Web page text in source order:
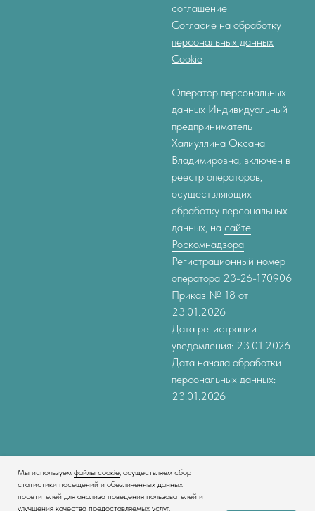
Мы используем файлы соокіе, осуществляем сбор
статистики посещений и обезличенных данных
посетителей для анализа поведения пользователей и
улучшения качества предоставляемых услуг.
соглашение
Согласие на обработку
персональных данных
Cookie
Оператор персональных
данных Индивидуальный
предприниматель
Халиуллина Оксана
Владимировна, включен в
реестр операторов,
осуществляющих
обработку персональных
данных, на сайте
Роскомнадзора
Регистрационный номер
оператора 23-26-170906
Приказ № 18 от
23.01.2026
Дата регистрации
уведомления: 23.01.2026
Дата начала обработки
персональных данных:
23.01.2026